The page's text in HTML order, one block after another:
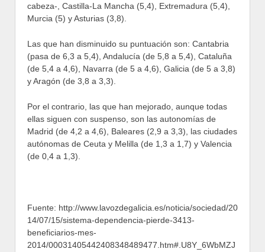
cabeza-, Castilla-La Mancha (5,4), Extremadura (5,4),
Murcia (5) y Asturias (3,8).
Las que han disminuido su puntuación son: Cantabria
(pasa de 6,3 a 5,4), Andalucía (de 5,8 a 5,4), Cataluña
(de 5,4 a 4,6), Navarra (de 5 a 4,6), Galicia (de 5 a 3,8)
y Aragón (de 3,8 a 3,3).
Por el contrario, las que han mejorado, aunque todas
ellas siguen con suspenso, son las autonomías de
Madrid (de 4,2 a 4,6), Baleares (2,9 a 3,3), las ciudades
autónomas de Ceuta y Melilla (de 1,3 a 1,7) y Valencia
(de 0,4 a 1,3).
Fuente: http://www.lavozdegalicia.es/noticia/sociedad/20
14/07/15/sistema-dependencia-pierde-3413-
beneficiarios-mes-
2014/00031405442408348489477.htm#.U8Y_6WbMZJ